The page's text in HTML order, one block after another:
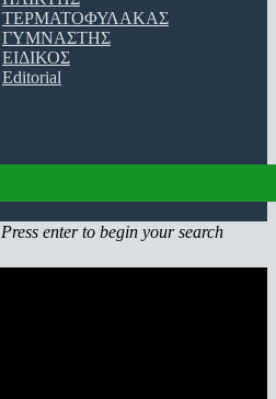
ΤΕΡΜΑΤΟΦΥΛΑΚΑΣ
ΓΥΜΝΑΣΤΗΣ
ΕΙΔΙΚΟΣ
Editorial
Press enter to begin your search